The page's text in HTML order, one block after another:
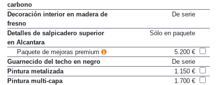
carbono
Decoración interior en madera de
fresno
De serie
Detalles de salpicadero superior
en Alcantara
Sólo en paquete
Paquete de mejoras premium
5.200 €
Guarnecido del techo en negro
De serie
Pintura metalizada
1.150 €
Pintura multi-capa
1.700 €